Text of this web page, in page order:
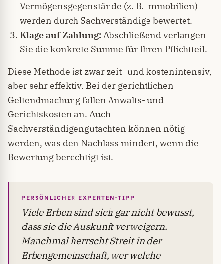
Vermögensgegenstände (z. B. Immobilien)
werden durch Sachverständige bewertet.
Klage auf Zahlung:Abschließend verlangen
Sie die konkrete Summe für Ihren Pflichtteil.
Diese Methode ist zwar zeit- und kostenintensiv,
aber sehr effektiv. Bei der gerichtlichen
Geltendmachung fallen Anwalts- und
Gerichtskosten an. Auch
Sachverständigengutachten können nötig
werden, was den Nachlass mindert, wenn die
Bewertung berechtigt ist.
PERSÖNLICHER EXPERTEN-TIPP
Viele Erben sind sich gar nicht bewusst,
dass sie die Auskunft verweigern.
Manchmal herrscht Streit in der
Erbengemeinschaft, wer welche